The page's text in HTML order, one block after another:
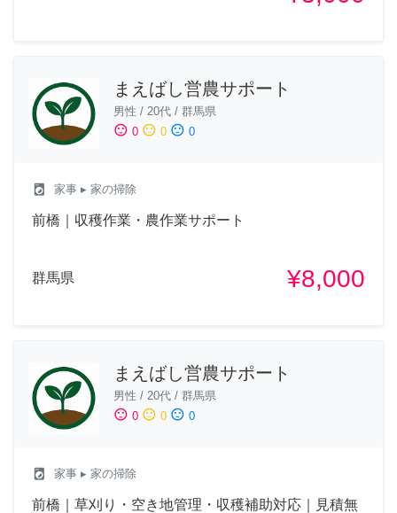
まえばし営農サポート
男性 / 20代 / 群馬県
sentiment_satisfied 0 sentiment_neutral 0 sentiment_dissatisfied 0
local_laundry_service 家事 ▸ 家の掃除
前橋｜収穫作業・農作業サポート
群馬県 ¥8,000
まえばし営農サポート
男性 / 20代 / 群馬県
sentiment_satisfied 0 sentiment_neutral 0 sentiment_dissatisfied 0
local_laundry_service 家事 ▸ 家の掃除
前橋｜草刈り・空き地管理・収穫補助対応｜見積無